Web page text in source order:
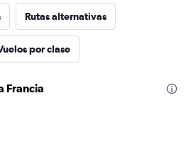
Rutas alternativas
por clase
Francia